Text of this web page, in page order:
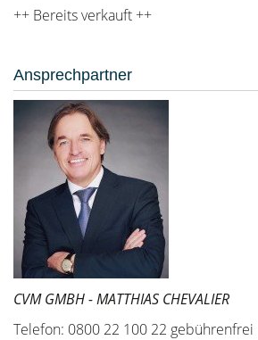
++ Bereits verkauft ++
Ansprechpartner
CVM GMBH - MATTHIAS CHEVALIER
Telefon: 0800 22 100 22 gebührenfrei